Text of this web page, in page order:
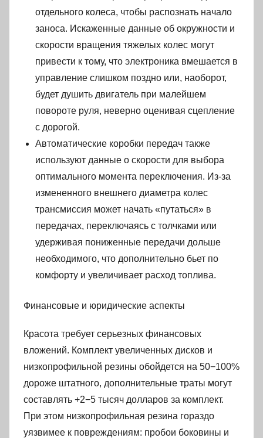
отдельного колеса, чтобы распознать начало
заноса. Искаженные данные об окружности и
скорости вращения тяжелых колес могут
привести к тому, что электроника вмешается в
управление слишком поздно или, наоборот,
будет душить двигатель при малейшем
повороте руля, неверно оценивая сцепление
с дорогой.
Автоматические коробки передач также
используют данные о скорости для выбора
оптимального момента переключения. Из-за
измененного внешнего диаметра колес
трансмиссия может начать «путаться» в
передачах, переключаясь с толчками или
удерживая пониженные передачи дольше
необходимого, что дополнительно бьет по
комфорту и увеличивает расход топлива.
Финансовые и юридические аспекты
Красота требует серьезных финансовых
вложений. Комплект увеличенных дисков и
низкопрофильной резины обойдется на 50−100%
дороже штатного, дополнительные траты могут
составлять +2−5 тысяч долларов за комплект.
При этом низкопрофильная резина гораздо
уязвимее к повреждениям: пробои боковины и